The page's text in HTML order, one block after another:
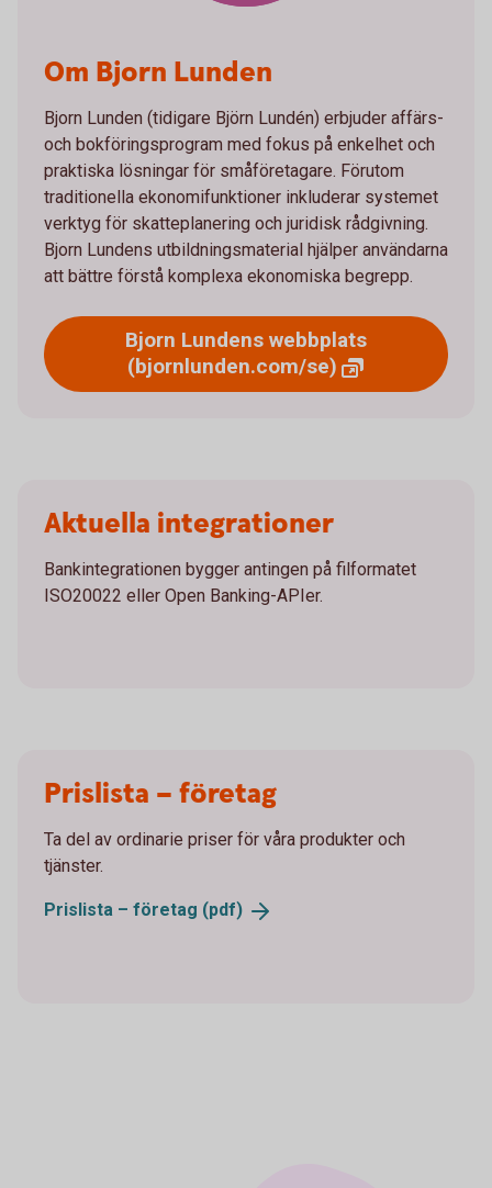
Om Bjorn Lunden
Bjorn Lunden (tidigare Björn Lundén) erbjuder affärs-
och bokföringsprogram med fokus på enkelhet och
praktiska lösningar för småföretagare. Förutom
traditionella ekonomifunktioner inkluderar systemet
verktyg för skatteplanering och juridisk rådgivning.
Bjorn Lundens utbildningsmaterial hjälper användarna
att bättre förstå komplexa ekonomiska begrepp.
Bjorn Lundens webbplats
(bjornlunden.com/se)
Aktuella integrationer
Bankintegrationen bygger antingen på filformatet
ISO20022 eller Open Banking-APIer.
Prislista – företag
Ta del av ordinarie priser för våra produkter och
tjänster.
Prislista – företag (pdf)